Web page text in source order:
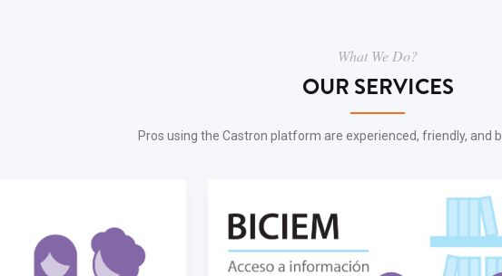
What We Do?
OUR SERVICES
Pros using the Castron platform are experienced, friendly, and